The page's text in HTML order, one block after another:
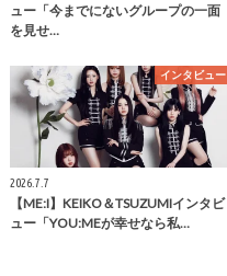
ュー「今までにないグループの一面
を見せ…
インタビュー
2026.7.7
【ME:I】KEIKO＆TSUZUMIインタビ
ュー「YOU:MEが幸せなら私…